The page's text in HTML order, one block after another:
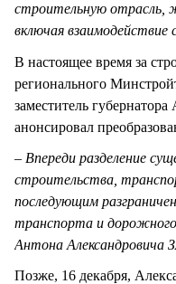
строительную отрасль,
включая
В настоящее время за
регионального
заместитель
анонсировал
– Впереди разделение
строительства,
последующим
транспорта и
Антона Александровича
Позже, 16 декабря,